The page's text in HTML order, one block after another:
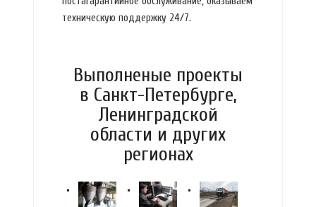
техническую поддержку 24/7.
Выполненые проекты
в Санкт-Петербурге,
Ленинградской
области и других
регионах